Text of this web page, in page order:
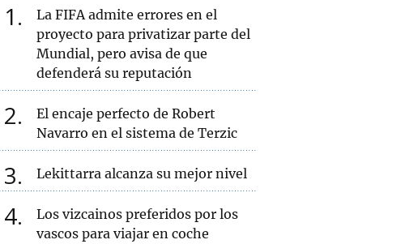
1
La FIFA admite errores en el
proyecto para privatizar parte del
Mundial, pero avisa de que
defenderá su reputación
2
El encaje perfecto de Robert
Navarro en el sistema de Terzic
3 Lekittarra alcanza su mejor nivel
4
Los vizcainos preferidos por los
vascos para viajar en coche